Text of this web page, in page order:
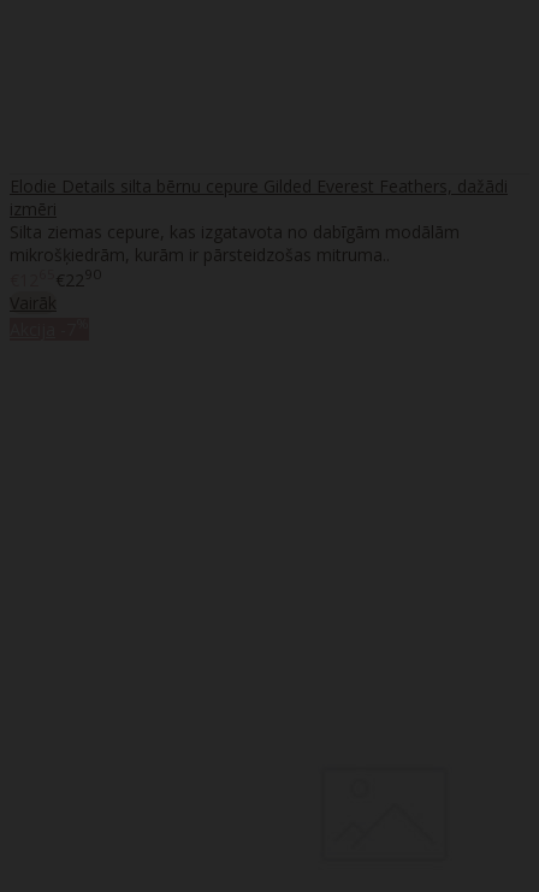
Elodie Details silta bērnu cepure Gilded Everest Feathers, dažādi
izmēri
Silta ziemas cepure, kas izgatavota no dabīgām modālām
mikrošķiedrām, kurām ir pārsteidzošas mitruma..
€2290
Vairāk